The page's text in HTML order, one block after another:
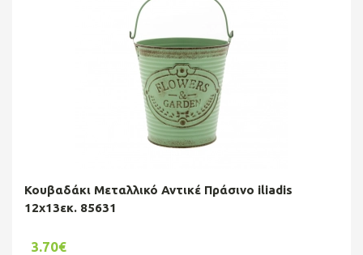
Κουβαδάκι Μεταλλικό Αντικέ Πράσινο iliadis
12x13εκ. 85631
3.70€